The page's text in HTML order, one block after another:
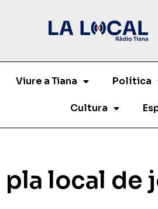
Viure a Tiana Política
Cultura
pla local de